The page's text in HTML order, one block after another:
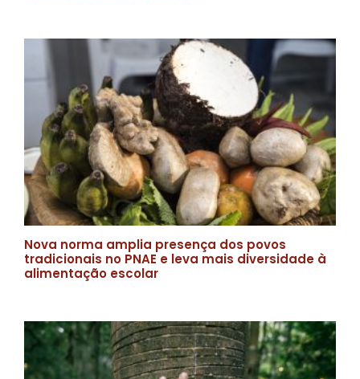
Nova norma amplia presença dos povos
tradicionais no PNAE e leva mais diversidade à
alimentação escolar